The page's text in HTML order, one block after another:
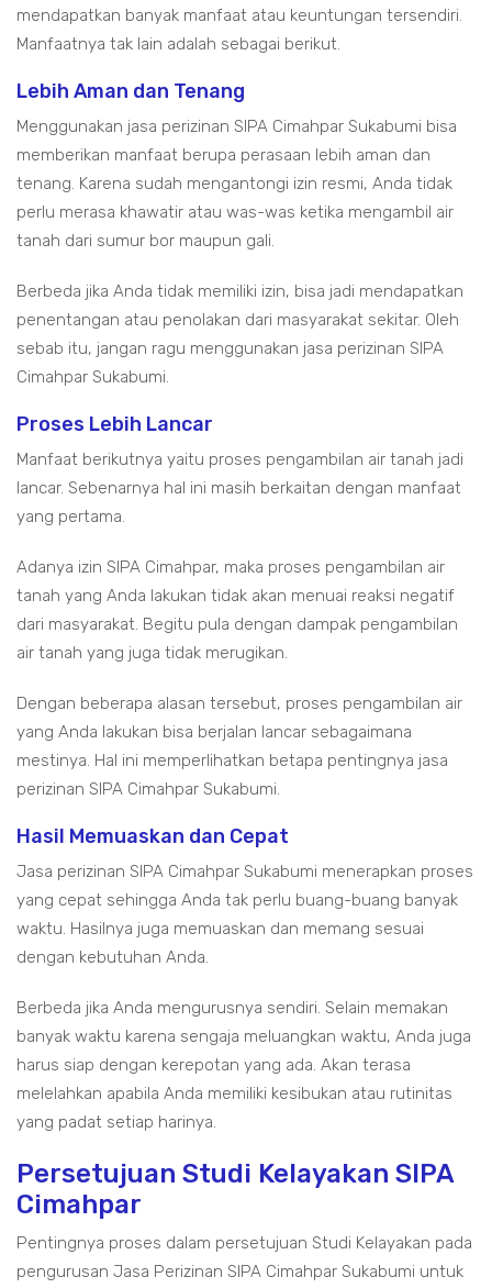
mendapatkan banyak manfaat atau keuntungan tersendiri.
Manfaatnya tak lain adalah sebagai berikut.
Lebih Aman dan Tenang
Menggunakan jasa perizinan SIPA Cimahpar Sukabumi bisa
memberikan manfaat berupa perasaan lebih aman dan
tenang. Karena sudah mengantongi izin resmi, Anda tidak
perlu merasa khawatir atau was-was ketika mengambil air
tanah dari sumur bor maupun gali.
Berbeda jika Anda tidak memiliki izin, bisa jadi mendapatkan
penentangan atau penolakan dari masyarakat sekitar. Oleh
sebab itu, jangan ragu menggunakan jasa perizinan SIPA
Cimahpar Sukabumi.
Proses Lebih Lancar
Manfaat berikutnya yaitu proses pengambilan air tanah jadi
lancar. Sebenarnya hal ini masih berkaitan dengan manfaat
yang pertama.
Adanya izin SIPA Cimahpar, maka proses pengambilan air
tanah yang Anda lakukan tidak akan menuai reaksi negatif
dari masyarakat. Begitu pula dengan dampak pengambilan
air tanah yang juga tidak merugikan.
Dengan beberapa alasan tersebut, proses pengambilan air
yang Anda lakukan bisa berjalan lancar sebagaimana
mestinya. Hal ini memperlihatkan betapa pentingnya jasa
perizinan SIPA Cimahpar Sukabumi.
Hasil Memuaskan dan Cepat
Jasa perizinan SIPA Cimahpar Sukabumi menerapkan proses
yang cepat sehingga Anda tak perlu buang-buang banyak
waktu. Hasilnya juga memuaskan dan memang sesuai
dengan kebutuhan Anda.
Berbeda jika Anda mengurusnya sendiri. Selain memakan
banyak waktu karena sengaja meluangkan waktu, Anda juga
harus siap dengan kerepotan yang ada. Akan terasa
melelahkan apabila Anda memiliki kesibukan atau rutinitas
yang padat setiap harinya.
Persetujuan Studi Kelayakan SIPA
Cimahpar
Pentingnya proses dalam persetujuan Studi Kelayakan pada
pengurusan Jasa Perizinan SIPA Cimahpar Sukabumi untuk